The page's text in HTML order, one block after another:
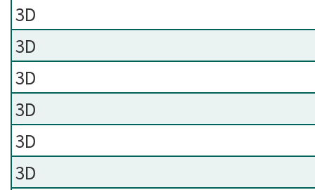
3D
3D
3D
3D
3D
3D